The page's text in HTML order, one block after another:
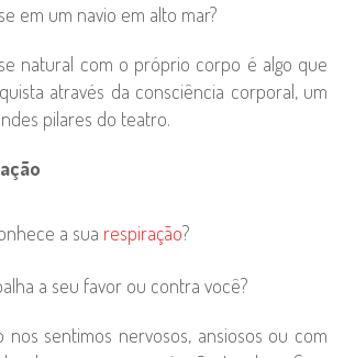
em um navio em alto mar?
natural com o próprio corpo é algo que
através da consciência corporal, um
pilares do teatro.
a sua respiração?
a seu favor ou contra você?
nos sentimos nervosos, ansiosos ou com